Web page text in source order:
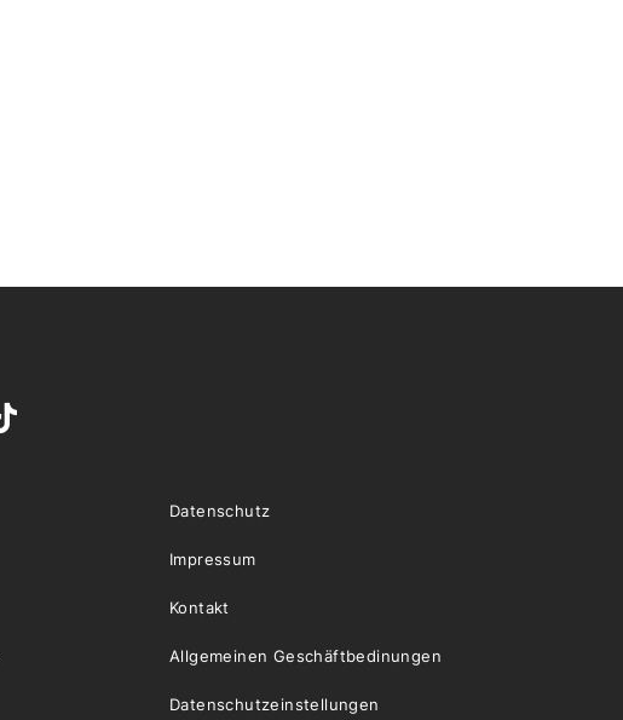
Datenschutz
Impressum
Kontakt
Allgemeinen Geschäftbedinungen
Datenschutzeinstellungen